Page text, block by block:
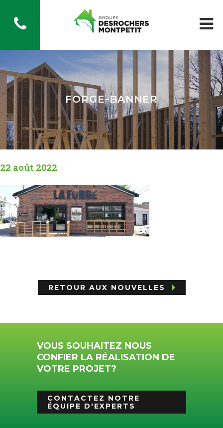
FORGE-BANNER
22 août 2022
RETOUR AUX NOUVELLES
VOUS SOUHAITEZ NOUS
CONFIER LA RÉALISATION DE
VOTRE PROJET?
CONTACTEZ NOTRE
ÉQUIPE D'EXPERTS